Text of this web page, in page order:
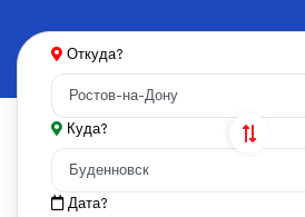
Откуда?
Куда?
Дата?